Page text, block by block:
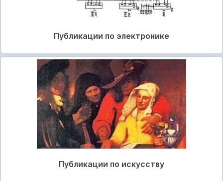
Публикации по электронике
Публикации по искусству